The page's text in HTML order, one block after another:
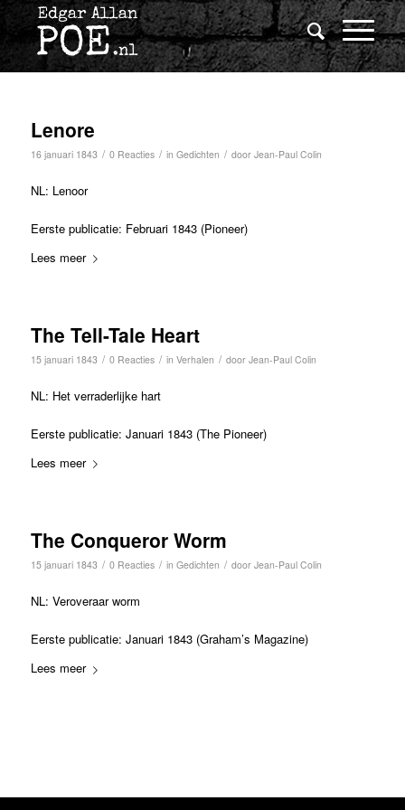
Lenore
16 januari 1843 / 0 Reacties / in Gedichten / door Jean-Paul Colin
NL: Lenoor
Eerste publicatie: Februari 1843 (Pioneer)
Lees meer
The Tell-Tale Heart
15 januari 1843 / 0 Reacties / in Verhalen / door Jean-Paul Colin
NL: Het verraderlijke hart
Eerste publicatie: Januari 1843 (The Pioneer)
Lees meer
The Conqueror Worm
15 januari 1843 / 0 Reacties / in Gedichten / door Jean-Paul Colin
NL: Veroveraar worm
Eerste publicatie: Januari 1843 (Graham’s Magazine)
Lees meer